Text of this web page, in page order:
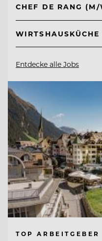
CHEF DE RANG
Entdecke alle Jobs
TOP ARBEITGEBER